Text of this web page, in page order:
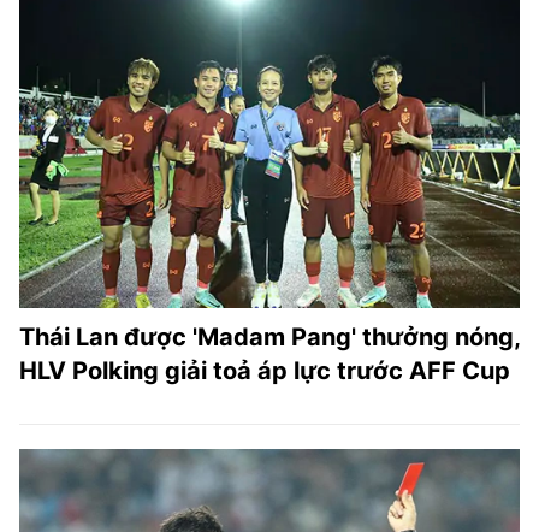
Thái Lan được 'Madam Pang' thưởng nóng,
HLV Polking giải toả áp lực trước AFF Cup